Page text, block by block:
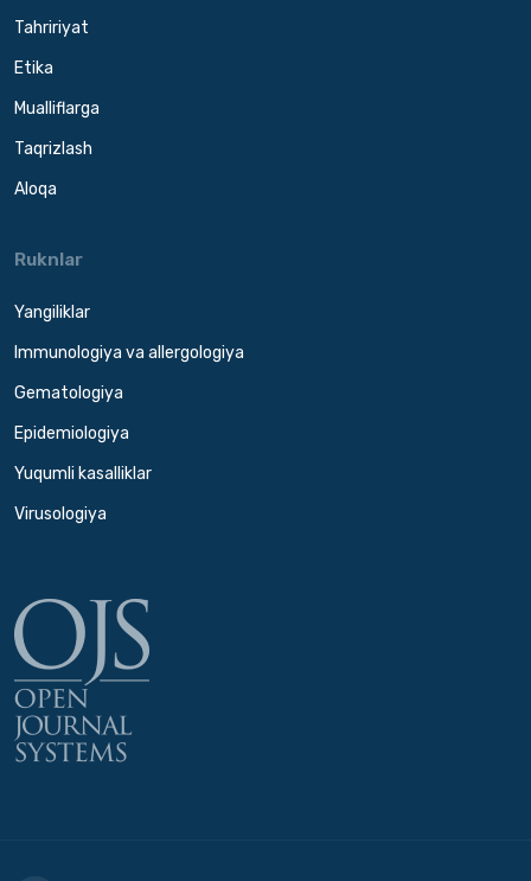
Tahririyat
Etika
Mualliflarga
Taqrizlash
Aloqa
Ruknlar
Yangiliklar
Immunologiya va allergologiya
Gematologiya
Epidemiologiya
Yuqumli kasalliklar
Virusologiya